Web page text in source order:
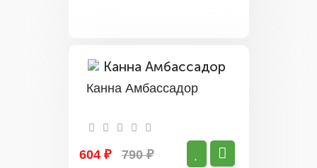
Канна Амбассадор
604 ₽ 790 ₽